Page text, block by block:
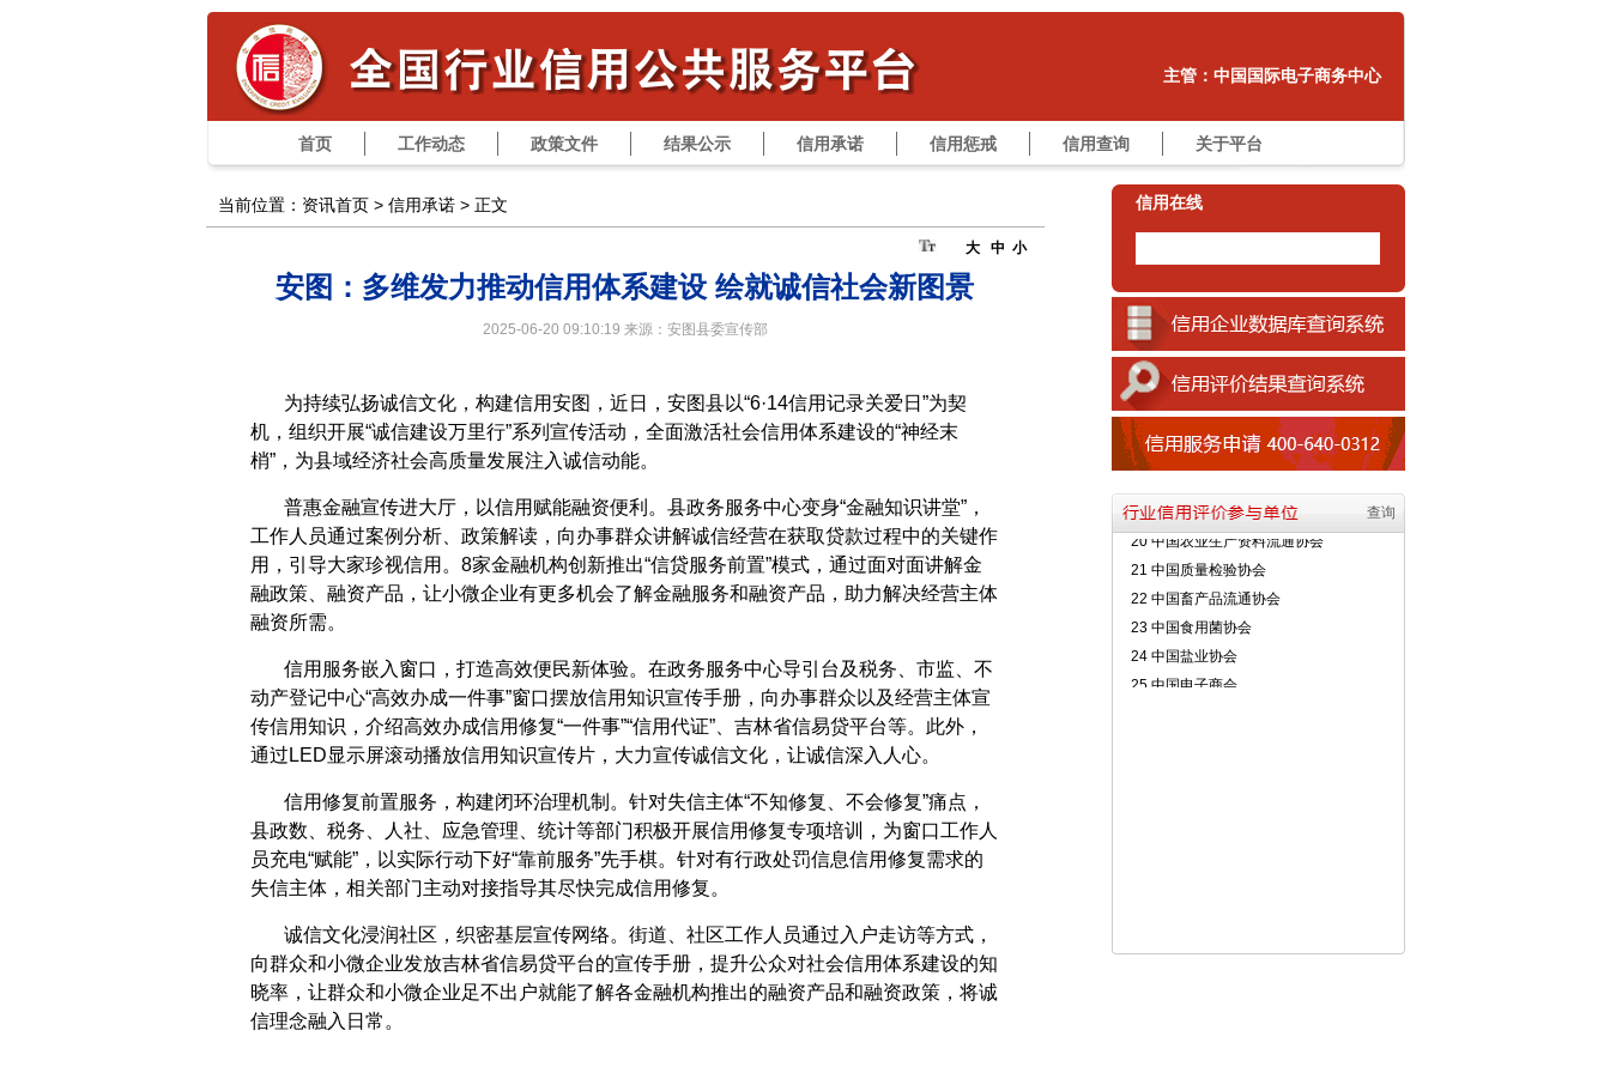
主管：中国国际电子商务中心
首页 工作动态 政策文件 结果公示 信用承诺 信用惩戒 信用查询 关于平台
当前位置：资讯首页 > 信用承诺> 正文
大 中 小
安图：多维发力推动信用体系建设 绘就诚信社会新图景
2025-06-20 09:10:19 来源：安图县委宣传部
为持续弘扬诚信文化，构建信用安图，近日，安图县以“6·14信用记录关爱日”为契
机，组织开展“诚信建设万里行”系列宣传活动，全面激活社会信用体系建设的“神经末
梢”，为县域经济社会高质量发展注入诚信动能。
普惠金融宣传进大厅，以信用赋能融资便利。县政务服务中心变身“金融知识讲堂”，
工作人员通过案例分析、政策解读，向办事群众讲解诚信经营在获取贷款过程中的关键作
用，引导大家珍视信用。8家金融机构创新推出“信贷服务前置”模式，通过面对面讲解金
融政策、融资产品，让小微企业有更多机会了解金融服务和融资产品，助力解决经营主体
融资所需。
信用服务嵌入窗口，打造高效便民新体验。在政务服务中心导引台及税务、市监、不
动产登记中心“高效办成一件事”窗口摆放信用知识宣传手册，向办事群众以及经营主体宣
传信用知识，介绍高效办成信用修复“一件事”“信用代证”、吉林省信易贷平台等。此外，
通过LED显示屏滚动播放信用知识宣传片，大力宣传诚信文化，让诚信深入人心。
信用修复前置服务，构建闭环治理机制。针对失信主体“不知修复、不会修复”痛点，
县政数、税务、人社、应急管理、统计等部门积极开展信用修复专项培训，为窗口工作人
员充电“赋能”，以实际行动下好“靠前服务”先手棋。针对有行政处罚信息信用修复需求的
失信主体，相关部门主动对接指导其尽快完成信用修复。
诚信文化浸润社区，织密基层宣传网络。街道、社区工作人员通过入户走访等方式，
向群众和小微企业发放吉林省信易贷平台的宣传手册，提升公众对社会信用体系建设的知
晓率，让群众和小微企业足不出户就能了解各金融机构推出的融资产品和融资政策，将诚
信理念融入日常。
信用在线
查询
5 中国石油和化工勘察设计协会
7 中国连锁经营协会
8 中国纺织品进出口商会
9 中国有色金属工业协会
13 中国企业联合会
14 中国氮肥工业协会
15 中国建筑材料联合会
16 中国水利水电勘测设计协会
17 中国轻工工艺品进出口商会
18 中国机械工业联合会
20 中国农业生产资料流通协会
21 中国质量检验协会
22 中国畜产品流通协会
23 中国食用菌协会
24 中国盐业协会
25 中国电子商会
26 中国食品土畜进出口商会